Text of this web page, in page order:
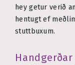
hey getur verið
hentugt ef
stuttbuxum.